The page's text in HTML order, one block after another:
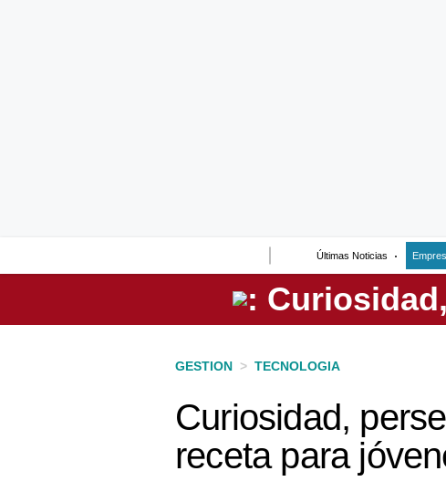
Últimas Noticias
Perú
GESTION > TECNOLOGIA
Curiosidad,
receta para